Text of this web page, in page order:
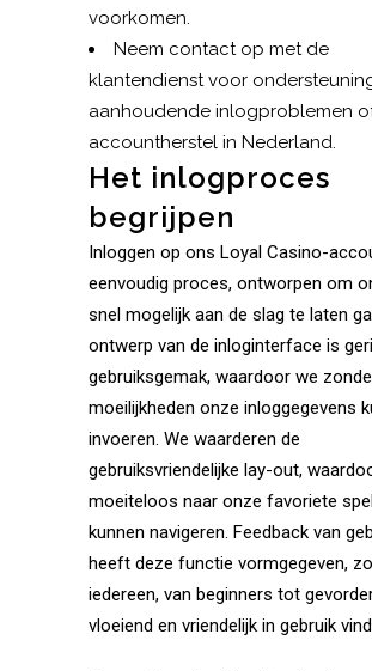
voorkomen.
Neem contact op met de
klantendienst voor
aanhoudende inlogproblemen
accountherstel in Nederland.
Het inlogproces
begrijpen
Inloggen op ons Loyal Casino-
eenvoudig proces, ontworpen om
snel mogelijk aan de slag te laten
ontwerp van de inloginterface is
gebruiksgemak, waardoor we
moeilijkheden onze inloggegevens
invoeren. We waarderen de
gebruiksvriendelijke lay-out,
moeiteloos naar onze favoriete
kunnen navigeren. Feedback van
heeft deze functie vormgegeven,
iedereen, van beginners tot
vloeiend en vriendelijk in gebruik